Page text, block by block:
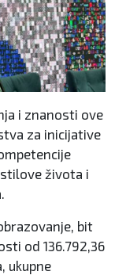
i znanosti ove
za inicijative
života i
bit
od 136.792,36
ukupne